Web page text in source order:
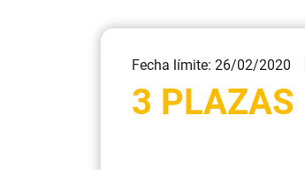
Fecha límite: 26/02/2020
3 PLAZAS